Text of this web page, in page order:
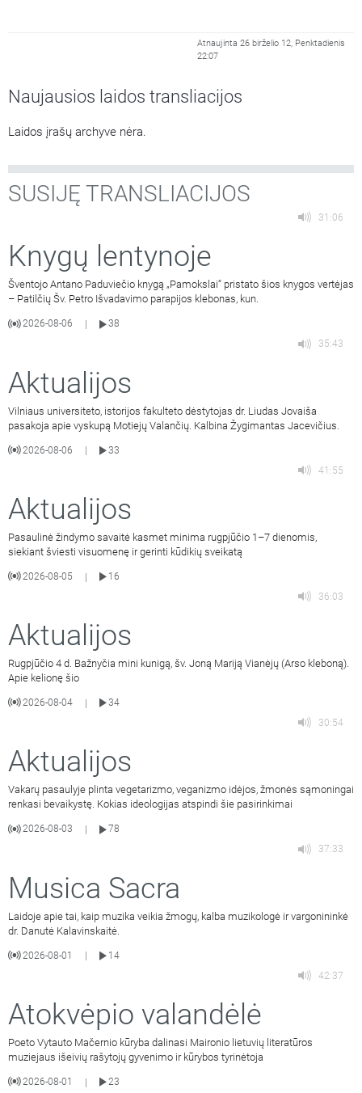
Atnaujinta 26 birželio 12, Penktadienis
22:07
Naujausios laidos transliacijos
Laidos įrašų archyve nėra.
SUSIJĘ TRANSLIACIJOS
31:06
Knygų lentynoje
Šventojo Antano Paduviečio knygą „Pamokslai“ pristato šios knygos vertėjas
– Patilčių Šv. Petro Išvadavimo parapijos klebonas, kun.
2026-08-06
38
35:43
Aktualijos
Vilniaus universiteto, istorijos fakulteto dėstytojas dr. Liudas Jovaiša
pasakoja apie vyskupą Motiejų Valančių. Kalbina Žygimantas Jacevičius.
2026-08-06
33
41:55
Aktualijos
Pasaulinė žindymo savaitė kasmet minima rugpjūčio 1–7 dienomis,
siekiant šviesti visuomenę ir gerinti kūdikių sveikatą
2026-08-05 |
16
36:03
Aktualijos
Rugpjūčio 4 d. Bažnyčia mini kunigą, šv. Joną Mariją Vianėjų (Arso kleboną).
Apie kelionę šio
2026-08-04 |
34
30:54
Aktualijos
Vakarų pasaulyje plinta vegetarizmo, veganizmo idėjos, žmonės sąmoningai
renkasi bevaikystę. Kokias ideologijas atspindi šie pasirinkimai
2026-08-03
78
37:33
Musica Sacra
Laidoje apie tai, kaip muzika veikia žmogų, kalba muzikologė ir vargonininkė
dr. Danutė Kalavinskaitė.
2026-08-01
14
42:37
Atokvėpio valandėlė
Poeto Vytauto Mačernio kūryba dalinasi Maironio lietuvių literatūros
muziejaus išeivių rašytojų gyvenimo ir kūrybos tyrinėtoja
2026-08-01 | 23